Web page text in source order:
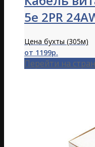
5e 2PR
Цена бухты (305м)
от 1199р.
Перейти на